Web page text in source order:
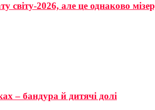
світу-2026, але це однаково
– бандура й дитячі долі